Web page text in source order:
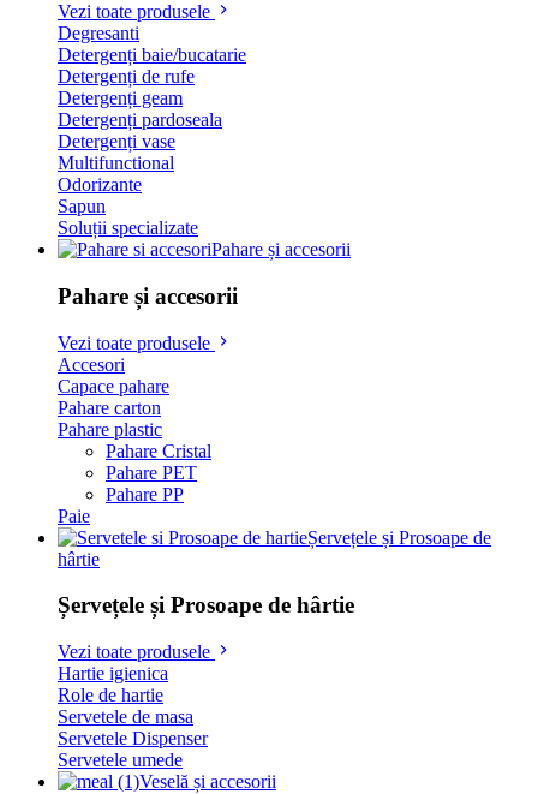
Vezi toate produsele
Degresanti
Detergenți baie/bucatarie
Detergenți de rufe
Detergenți geam
Detergenți pardoseala
Detergenți vase
Multifunctional
Odorizante
Sapun
Soluții specializate
Pahare și accesorii
Pahare și accesorii
Vezi toate produsele
Accesori
Capace pahare
Pahare carton
Pahare plastic
Pahare Cristal
Pahare PET
Pahare PP
Paie
Șervețele și Prosoape de
hârtie
Șervețele și Prosoape de hârtie
Vezi toate produsele
Hartie igienica
Role de hartie
Servetele de masa
Servetele Dispenser
Servetele umede
Veselă și accesorii